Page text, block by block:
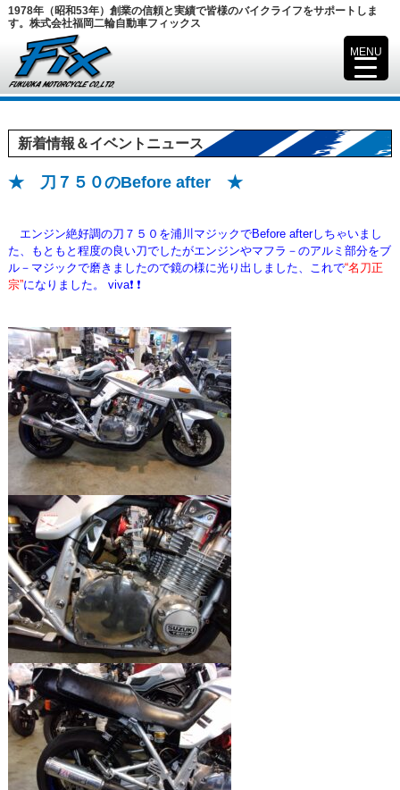
1978年（昭和53年）創業の信頼と実績で皆様のバイクライフをサポートしま
す。株式会社福岡二輪自動車フィックス
新着情報＆イベントニュース
★ 刀７５０のBefore after ★
エンジン絶好調の刀７５０を浦川マジックでBefore afterしちゃいまし
た、もともと程度の良い刀でしたがエンジンやマフラ－のアルミ部分をブ
ル－マジックで磨きましたので鏡の様に光り出しました、これで“名刀正
宗”になりました。 viva❗ ❗
MENU
▼